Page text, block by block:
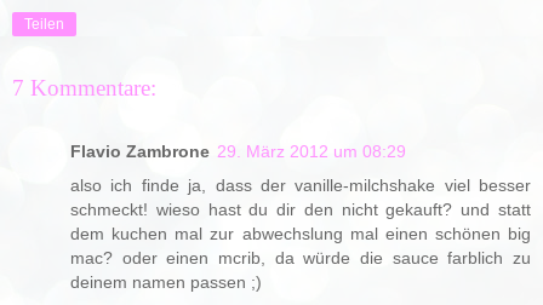
Teilen
7 Kommentare:
Flavio Zambrone 29. März 2012 um 08:29
also ich finde ja, dass der vanille-milchshake viel besser
schmeckt! wieso hast du dir den nicht gekauft? und statt
dem kuchen mal zur abwechslung mal einen schönen big
mac? oder einen mcrib, da würde die sauce farblich zu
deinem namen passen ;)